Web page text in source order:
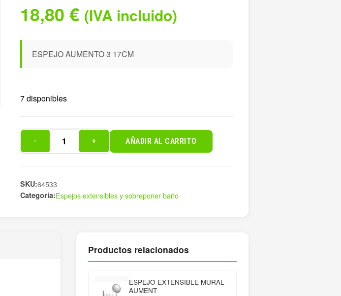
18,80 € (IVA incluido)
ESPEJO AUMENTO 3 17CM
7 disponibles
17CM
cantidad
- + AÑADIR AL CARRITO
SKU:64533
Categoría:Espejos extensibles y sobreponer baño
Productos relacionados
ESPEJO EXTENSIBLE MURAL
AUMENT